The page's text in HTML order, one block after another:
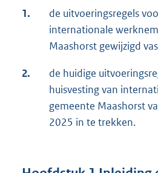
1.
de uitvoeringsregels
internationale
Maashorst gewijzigd
2.
de huidige
huisvesting van
gemeente Maashorst
2025 in te trekken.